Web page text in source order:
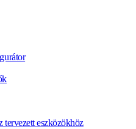
tervezett eszközökhöz